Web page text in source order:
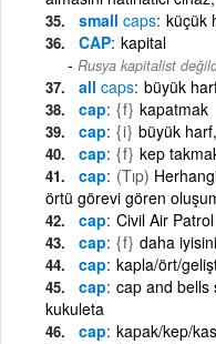
small caps küçük
CAP kapital
Rusya kapitalist
all caps büyük
cap {f} kapatmak
cap {i} büyük
cap {f} kep
cap (Tıp)
örtü görevi gören
cap Civil Air Patrol
cap {f} daha
cap kapla/ört/
cap cap and bells
kukuleta
cap kapak/kep/